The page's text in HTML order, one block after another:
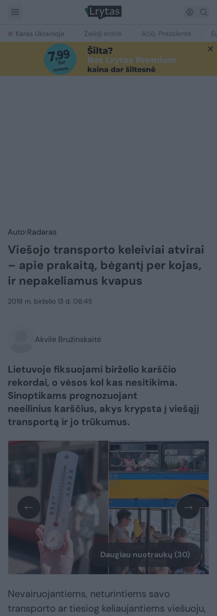
Karas Ukrainoje Žalioji erdvė Ačiū, Prezidente
Auto Radaras
Viešojo transporto keleiviai atvirai
– apie prakaitą, bėgantį per kojas,
ir nepakeliamus kvapus
2019 m. birželio 13 d. 06:45
Akvilė Bružinskaitė
Lietuvoje fiksuojami birželio karščio
rekordai, o vėsos kol kas nesitikima.
Sinoptikams prognozuojant
neeilinius karščius, akys krypsta į viešąjį
transportą ir jo trūkumus.
Daugiau nuotraukų (30)
Nevairuojantiems, neturintiems savo
transporto ar tiesiog keliaujantiems viešuoju,